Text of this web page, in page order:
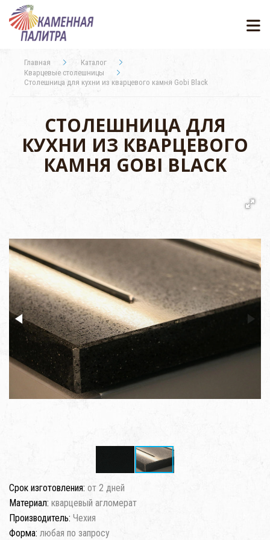
Главная
Каталог
Кварцевые столешницы
Столешница для кухни из кварцевого камня Gobi Black
СТОЛЕШНИЦА ДЛЯ
КУХНИ ИЗ КВАРЦЕВОГО
КАМНЯ GOBI BLACK
Срок изготовления: от 2 дней
Материал: кварцевый агломерат
Производитель: Чехия
Форма: любая по запросу